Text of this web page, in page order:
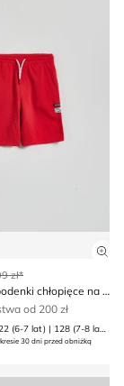
produktu
zł*
Reserved - Spodenki chłopięce na lato
od 200 zł
116 (5-6 lat) | 122 (6-7 lat) | 128 (7-8 lat) | 134 (8 lat) | 140 (9 lat) | 146 (10 lat) | 152 (11 lat) | 158 (12 lat) | 164 (13 lat) | 170 (13-14 lat)
30 dni przed obniżką
na lato